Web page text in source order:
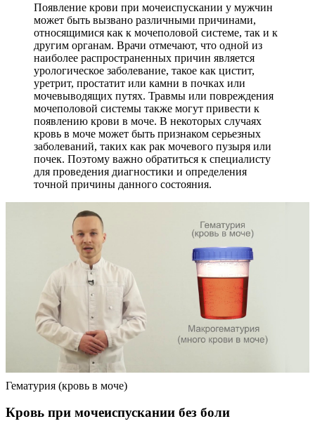
Появление крови при мочеиспускании у мужчин
может быть вызвано различными причинами,
относящимися как к мочеполовой системе, так и к
другим органам. Врачи отмечают, что одной из
наиболее распространенных причин является
урологическое заболевание, такое как цистит,
уретрит, простатит или камни в почках или
мочевыводящих путях. Травмы или повреждения
мочеполовой системы также могут привести к
появлению крови в моче. В некоторых случаях
кровь в моче может быть признаком серьезных
заболеваний, таких как рак мочевого пузыря или
почек. Поэтому важно обратиться к специалисту
для проведения диагностики и определения
точной причины данного состояния.
Гематурия (кровь в моче)
Кровь при мочеиспускании без боли